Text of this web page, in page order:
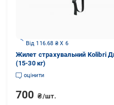
Від 116.68 ₴ X 6
Жилет страхувальний Kolibri
(15-30 кг)
оцінити
700 ₴/шт.